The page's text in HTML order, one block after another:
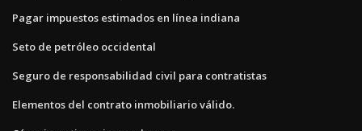
Pagar impuestos estimados en línea indiana
Seto de petróleo occidental
Seguro de responsabilidad civil para contratistas
Elementos del contrato inmobiliario válido.